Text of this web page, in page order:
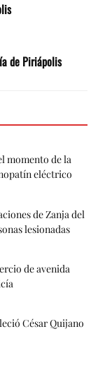
de Piriápolis
momento de la
eléctrico
de Zanja del
lesionadas
de avenida
César Quijano